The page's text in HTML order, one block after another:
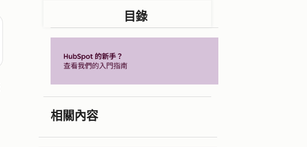
目錄
相關內容